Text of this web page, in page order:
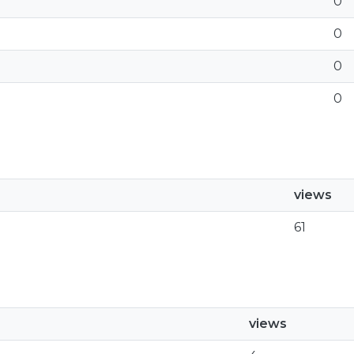
0
0
0
views
61
views